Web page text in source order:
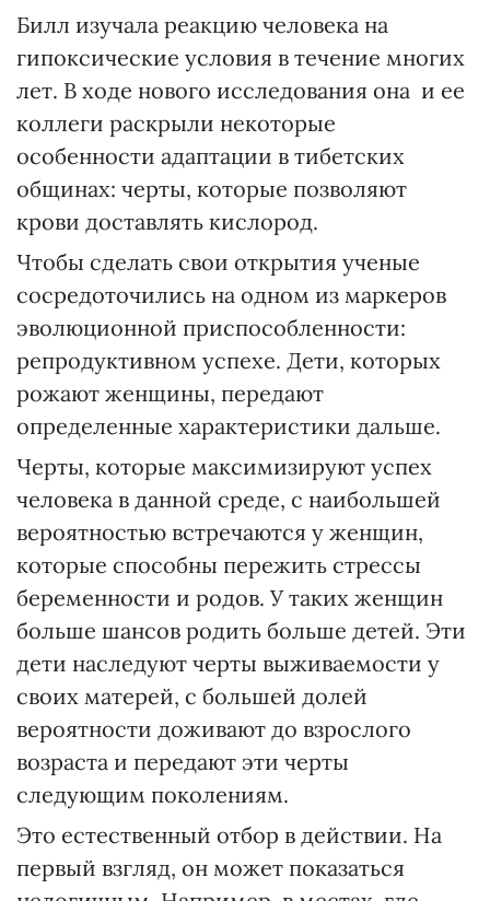
Билл изучала реакцию человека на
гипоксические условия в течение многих
лет. В ходе нового исследования она и ее
коллеги раскрыли некоторые
особенности адаптации в тибетских
общинах: черты, которые позволяют
крови доставлять кислород.
Чтобы сделать свои открытия ученые
сосредоточились на одном из маркеров
эволюционной приспособленности:
репродуктивном успехе. Дети, которых
рожают женщины, передают
определенные характеристики дальше.
Черты, которые максимизируют успех
человека в данной среде, с наибольшей
вероятностью встречаются у женщин,
которые способны пережить стрессы
беременности и родов. У таких женщин
больше шансов родить больше детей. Эти
дети наследуют черты выживаемости у
своих матерей, с большей долей
вероятности доживают до взрослого
возраста и передают эти черты
следующим поколениям.
Это естественный отбор в действии. На
первый взгляд, он может показаться